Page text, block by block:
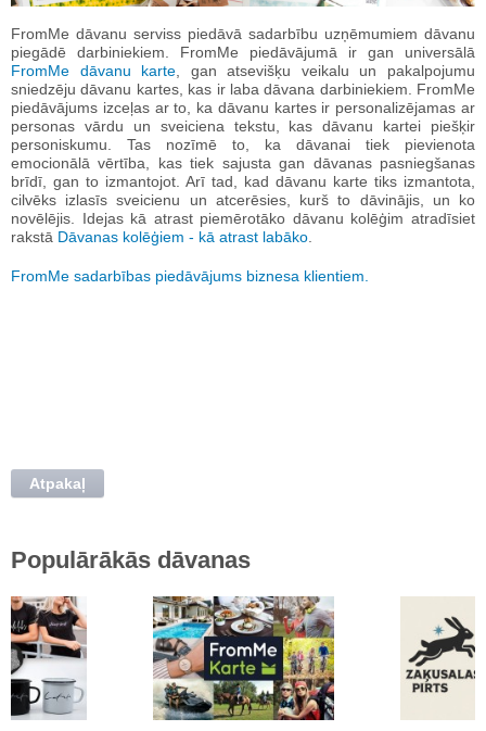
FromMe dāvanu serviss piedāvā sadarbību uzņēmumiem dāvanu
piegādē darbiniekiem. FromMe piedāvājumā ir gan universālā
FromMe dāvanu karte , gan atsevišķu veikalu un pakalpojumu
sniedzēju dāvanu kartes, kas ir laba dāvana darbiniekiem. FromMe
piedāvājums izceļas ar to, ka dāvanu kartes ir personalizējamas ar
personas vārdu un sveiciena tekstu, kas dāvanu kartei piešķir
personiskumu. Tas nozīmē to, ka dāvanai tiek pievienota
emocionālā vērtība, kas tiek sajusta gan dāvanas pasniegšanas
brīdī, gan to izmantojot. Arī tad, kad dāvanu karte tiks izmantota,
cilvēks izlasīs sveicienu un atcerēsies, kurš to dāvinājis, un ko
novēlējis. Idejas kā atrast piemērotāko dāvanu kolēģim atradīsiet
rakstā Dāvanas kolēģiem - kā atrast labāko
FromMe sadarbības piedāvājums biznesa klientiem.
Atpakaļ
Populārākās dāvanas